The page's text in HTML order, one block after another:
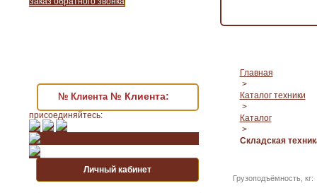
№ Клиента № Клиента:
присоединяйтесь:
Личный кабинет
Главная
>
Каталог техники
>
Каталог
>
Складская
Грузоподъёмность,